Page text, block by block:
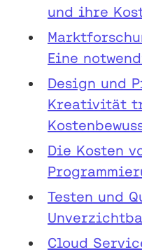
und ihre
Eine
Design und
Kreativität
Die Kosten
Testen und
Cloud